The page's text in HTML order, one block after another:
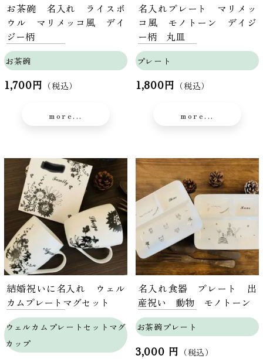
お茶碗 名入れ ライスボ
ウル マリメッコ風 デイ
ジー柄
お茶碗
1,700円 （税込）
more...
名入れプレート マリメッ
コ風 モノトーン デイジ
ー柄 丸皿
プレート
1,800円 （税込）
more...
結婚祝いに名入れ ウェル
カムプレートマグセット
ウェルカムプレートセットマグ
カップ
名入れ食器 プレート 出
産祝い 動物 モノトーン
お茶碗プレート
3,000 円 （税込）